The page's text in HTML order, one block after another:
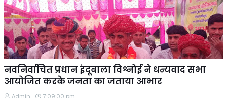
नवनिर्वाचित प्रधान इंदूबाला विश्नोई ने धन्यवाद सभा
आयोजित करके जनता का जताया आभार